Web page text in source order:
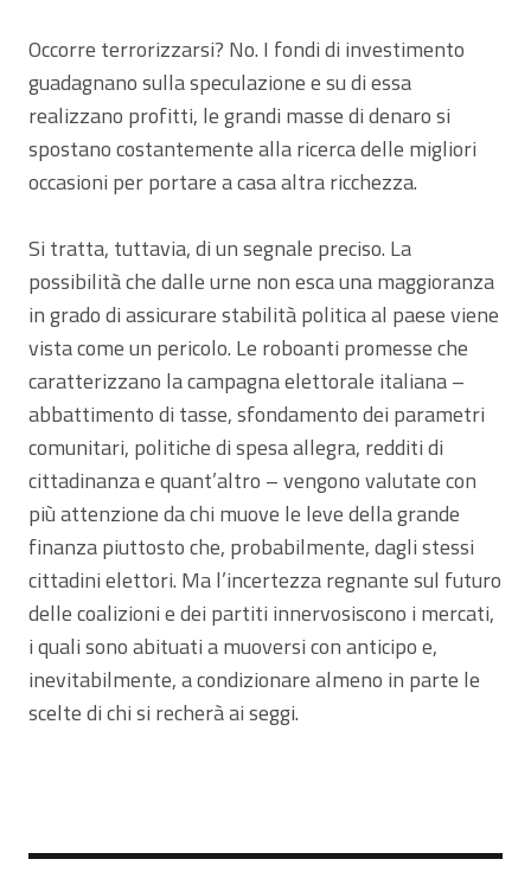
Occorre terrorizzarsi? No. I fondi di investimento
guadagnano sulla speculazione e su di essa
realizzano profitti, le grandi masse di denaro si
spostano costantemente alla ricerca delle migliori
occasioni per portare a casa altra ricchezza.
Si tratta, tuttavia, di un segnale preciso. La
possibilità che dalle urne non esca una maggioranza
in grado di assicurare stabilità politica al paese viene
vista come un pericolo. Le roboanti promesse che
caratterizzano la campagna elettorale italiana –
abbattimento di tasse, sfondamento dei parametri
comunitari, politiche di spesa allegra, redditi di
cittadinanza e quant’altro – vengono valutate con
più attenzione da chi muove le leve della grande
finanza piuttosto che, probabilmente, dagli stessi
cittadini elettori. Ma l’incertezza regnante sul futuro
delle coalizioni e dei partiti innervosiscono i mercati,
i quali sono abituati a muoversi con anticipo e,
inevitabilmente, a condizionare almeno in parte le
scelte di chi si recherà ai seggi.